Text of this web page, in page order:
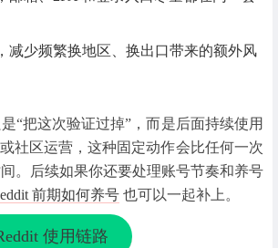
减少频繁换地区、换出口带来的额外风
“把这次验证过掉”，而是后面持续使用
社区运营，这种固定动作会比任何一次
。后续如果你还要处理账号节奏和养号
前期如何养号 也可以一起补上。
使用链路